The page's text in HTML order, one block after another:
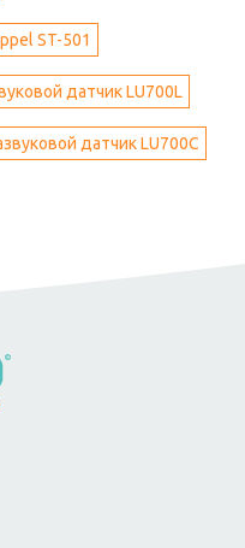
ST-501
датчик LU700L
датчик LU700C